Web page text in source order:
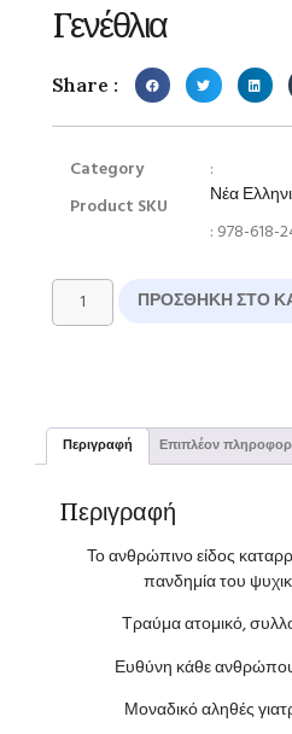
Γενέθλια
Share :
Category
Product SKU
:
Νέα
: 978-618-
ΠΡΟΣΘΉΚΗ ΣΤΟ
Περιγραφή Επιπλέον
Περιγραφή
Το ανθρώπινο είδος
πανδημία του
Τραύμα ατομικό,
Ευθύνη κάθε
Μοναδικό αληθές